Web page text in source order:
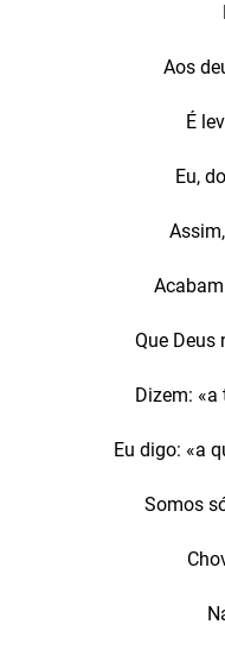
Aos
É
Eu,
Que Deus
Dizem: «a
Eu digo: «a
Somos